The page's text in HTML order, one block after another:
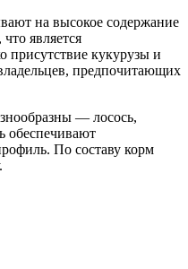
на высокое содержание
является
присутствие кукурузы и
предпочитающих
— лосось,
обеспечивают
По составу корм